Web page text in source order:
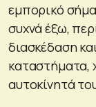
εμπορικό
συχνά έξω,
διασκέδαση
καταστήματα,
αυτοκίνητά